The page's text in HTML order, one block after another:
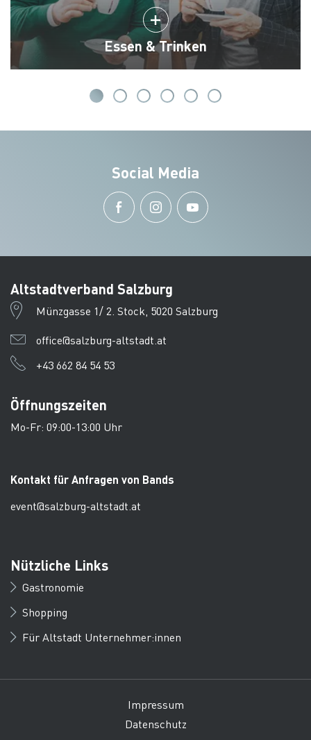
Essen & Trinken
Social Media
Altstadtverband Salzburg
Münzgasse 1/ 2. Stock, 5020 Salzburg
office@salzburg-altstadt.at
+43 662 84 54 53
Öffnungszeiten
Mo-Fr: 09:00-13:00 Uhr
Kontakt für Anfragen von Bands
event@salzburg-altstadt.at
Nützliche Links
Gastronomie
Shopping
Für Altstadt Unternehmer:innen
Impressum
Datenschutz